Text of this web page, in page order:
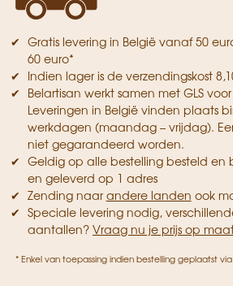
Gratis levering in België vanaf 50
60 euro*
Indien lager is de verzendingskost
Belartisan werkt samen met GLS
Leveringen in België vinden plaats
werkdagen (maandag – vrijdag).
niet gegarandeerd worden.
Geldig op alle bestelling besteld
en geleverd op 1 adres
Zending naar andere landen ook
Speciale levering nodig,
aantallen? Vraag nu je prijs op
* Enkel van toepassing indien bestelling geplaatst